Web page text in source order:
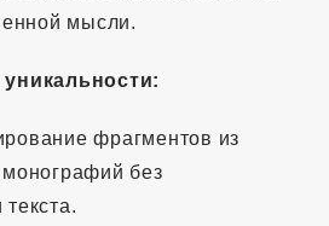
мысли.
фрагментов из
без